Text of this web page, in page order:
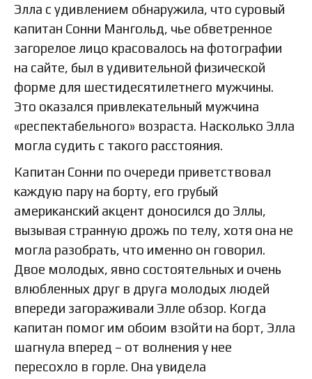
Элла с удивлением обнаружила, что суровый
капитан Сонни Мангольд, чье обветренное
загорелое лицо красовалось на фотографии
на сайте, был в удивительной физической
форме для шестидесятилетнего мужчины.
Это оказался привлекательный мужчина
«респектабельного» возраста. Насколько Элла
могла судить с такого расстояния.
Капитан Сонни по очереди приветствовал
каждую пару на борту, его грубый
американский акцент доносился до Эллы,
вызывая странную дрожь по телу, хотя она не
могла разобрать, что именно он говорил.
Двое молодых, явно состоятельных и очень
влюбленных друг в друга молодых людей
впереди загораживали Элле обзор. Когда
капитан помог им обоим взойти на борт, Элла
шагнула вперед – от волнения у нее
пересохло в горле. Она увидела